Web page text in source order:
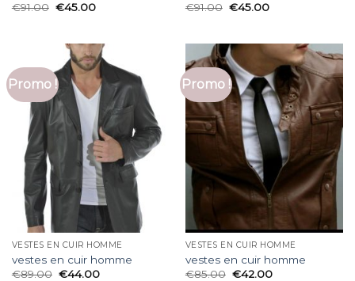
€91.00 €45.00
€91.00 €45.00
Promo !
VESTES EN CUIR HOMME
vestes en cuir homme
€89.00 €44.00
Promo !
VESTES EN CUIR HOMME
vestes en cuir homme
€85.00 €42.00